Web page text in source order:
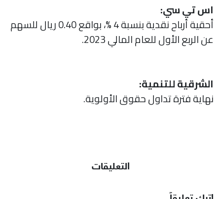
اس تي سي:
أحقية أرباح نقدية بنسبة 4 %، بواقع 0.40 ريال للسهم
عن الربع الأول للعام المالي 2023.
الشرقية للتنمية:
نهاية فترة تداول حقوق الأولوية.
التعليقات